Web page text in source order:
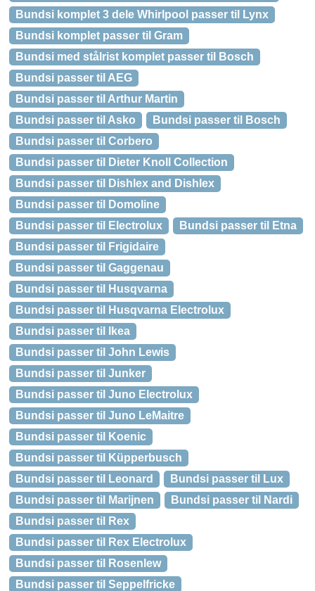
Bundsi komplet 3 dele Whirlpool passer til Lynx
Bundsi komplet passer til Gram
Bundsi med stålrist komplet passer til Bosch
Bundsi passer til AEG
Bundsi passer til Arthur Martin
Bundsi passer til Asko
Bundsi passer til Bosch
Bundsi passer til Corbero
Bundsi passer til Dieter Knoll Collection
Bundsi passer til Dishlex and Dishlex
Bundsi passer til Domoline
Bundsi passer til Electrolux
Bundsi passer til Etna
Bundsi passer til Frigidaire
Bundsi passer til Gaggenau
Bundsi passer til Husqvarna
Bundsi passer til Husqvarna Electrolux
Bundsi passer til Ikea
Bundsi passer til John Lewis
Bundsi passer til Junker
Bundsi passer til Juno Electrolux
Bundsi passer til Juno LeMaitre
Bundsi passer til Koenic
Bundsi passer til Küpperbusch
Bundsi passer til Leonard
Bundsi passer til Lux
Bundsi passer til Marijnen
Bundsi passer til Nardi
Bundsi passer til Rex
Bundsi passer til Rex Electrolux
Bundsi passer til Rosenlew
Bundsi passer til Seppelfricke